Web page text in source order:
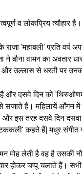
व लोकप्रिय त्यौहार
'महाबली' प्रति वर्ष
ने बौना वामन का अवतार
और उल्लास से धरती पर
है और दसवे दिन को
हैं। महिलायें आँगन में
इस तरह दसवे दिन
कहते हैं| मधुर संगीत
मोह लेती है वह है
होकर चप्पू चलाते हैं।